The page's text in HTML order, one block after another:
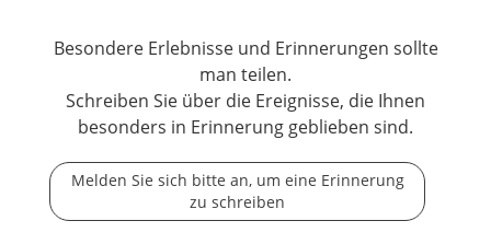
Besondere Erlebnisse und Erinnerungen sollte
man teilen.
Schreiben Sie über die Ereignisse, die Ihnen
besonders in Erinnerung geblieben sind.
Melden Sie sich bitte an, um eine Erinnerung
zu schreiben